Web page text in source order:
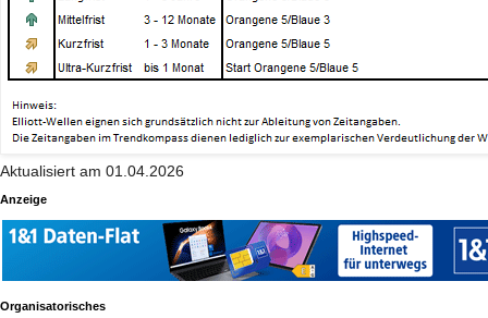
Aktualisiert am 01.04.2026
Anzeige
Organisatorisches